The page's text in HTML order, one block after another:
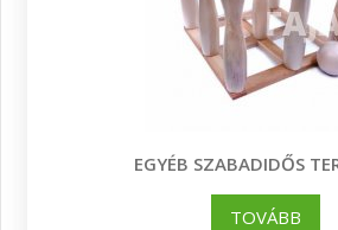
EGYÉB SZABADIDŐS
TOVÁBB